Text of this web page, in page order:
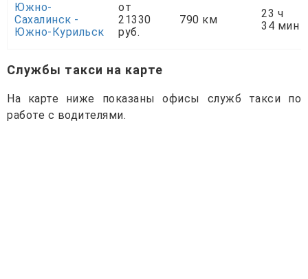
Южно-
Сахалинск -
Южно-Курильск
от
21330
руб.
790 км
23 ч
34 мин
Службы такси на карте
На карте ниже показаны офисы служб такси по
работе с водителями.